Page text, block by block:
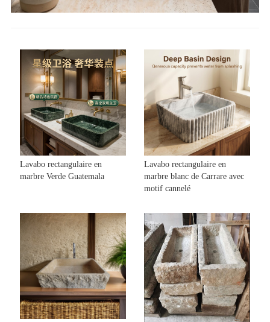
Lavabo rectangulaire en
marbre Verde Guatemala
Lavabo rectangulaire en
marbre blanc de Carrare avec
motif cannelé